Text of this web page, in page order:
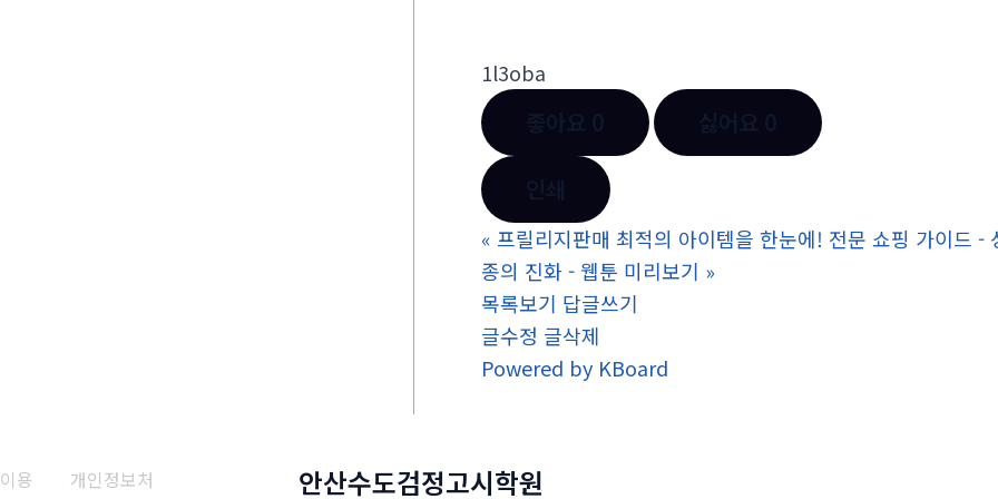
1l3oba
« 프릴리지판매 최적의 아이템을 한눈에! 전문 쇼핑 가이드 -
종의 진화 - 웹툰 미리보기 »
목록보기 답글쓰기
글수정 글삭제
Powered by KBoard
이용
개인정보처
안산수도검정고시학원